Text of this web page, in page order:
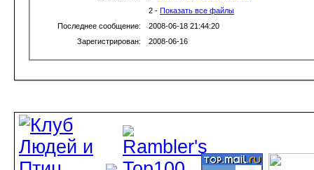
2 - Показать все файлы
Последнее сообщение:
2008-06-18 21:44:20
Зарегистрирован:
2008-06-16